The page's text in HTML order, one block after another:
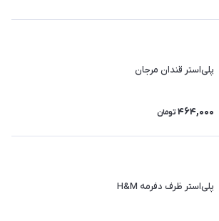
پلی‌استر قندان مرجان
464,000 تومان
پلی‌استر ظرف دفرمه H&M